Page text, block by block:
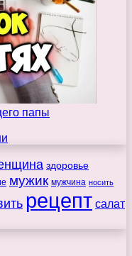
здоровье
мужик мужчина носить
рецепт салат